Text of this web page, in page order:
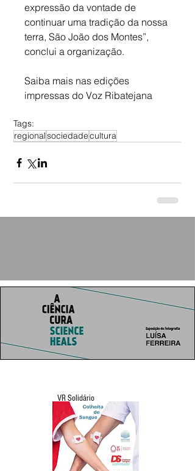
expressão da vontade de
continuar uma tradição da nossa
terra, São João dos Montes”,
conclui a organização.
Saiba mais nas edições
impressas do Voz Ribatejana
Tags:
regionalsociedadecultura
VR Solidário